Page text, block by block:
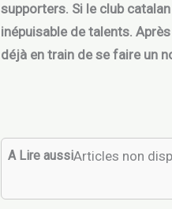
supporters. Si le club
inépuisable de talents.
déjà en train de se faire un
A Lire aussiArticles non